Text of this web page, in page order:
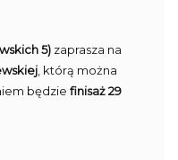
5) zaprasza na
, którą można
będzie finisaż 29